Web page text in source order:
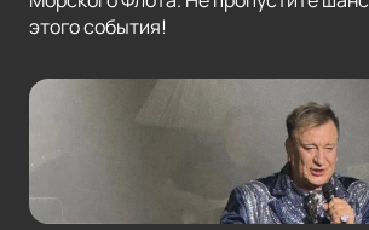
этого события!